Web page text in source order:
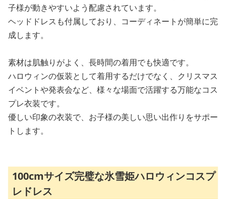
子様が動きやすいよう配慮されています。
ヘッドドレスも付属しており、コーディネートが簡単に完
成します。
素材は肌触りがよく、長時間の着用でも快適です。
ハロウィンの仮装として着用するだけでなく、クリスマス
イベントや発表会など、様々な場面で活躍する万能なコス
プレ衣装です。
優しい印象の衣装で、お子様の美しい思い出作りをサポー
トします。
100cmサイズ完璧な氷雪姫ハロウィンコスプ
レドレス